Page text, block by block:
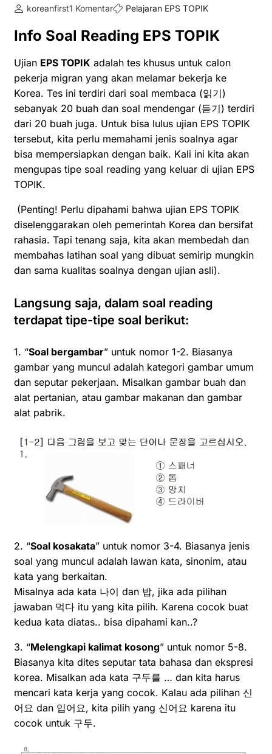
koreanfirst1 Komentar Pelajaran EPS TOPIK
Info Soal Reading EPS TOPIK
Ujian EPS TOPIK adalah tes khusus untuk calon
pekerja migran yang akan melamar bekerja ke
Korea. Tes ini terdiri dari soal membaca (읽기)
sebanyak 20 buah dan soal mendengar (듣기) terdiri
dari 20 buah juga. Untuk bisa lulus ujian EPS TOPIK
tersebut, kita perlu memahami jenis soalnya agar
bisa mempersiapkan dengan baik. Kali ini kita akan
mengupas tipe soal reading yang keluar di ujian EPS
TOPIK.
(Penting! Perlu dipahami bahwa ujian EPS TOPIK
diselenggarakan oleh pemerintah Korea dan bersifat
rahasia. Tapi tenang saja, kita akan membedah dan
membahas latihan soal yang dibuat semirip mungkin
dan sama kualitas soalnya dengan ujian asli).
Langsung saja, dalam soal reading
terdapat tipe-tipe soal berikut:
1. “Soal bergambar” untuk nomor 1-2. Biasanya
gambar yang muncul adalah kategori gambar umum
dan seputar pekerjaan. Misalkan gambar buah dan
alat pertanian, atau gambar makanan dan gambar
alat pabrik.
2. “Soal kosakata” untuk nomor 3-4. Biasanya jenis
soal yang muncul adalah lawan kata, sinonim, atau
kata yang berkaitan.
Misalnya ada kata 나이 dan 밥, jika ada pilihan
jawaban 먹다 itu yang kita pilih. Karena cocok buat
kedua kata diatas.. bisa dipahami kan..?
3. “Melengkapi kalimat kosong” untuk nomor 5-8.
Biasanya kita dites seputar tata bahasa dan ekspresi
korea. Misalkan ada kata 구두를 … dan kita harus
mencari kata kerja yang cocok. Kalau ada pilihan 신
어요 dan 입어요, kita pilih yang 신어요 karena itu
cocok untuk 구두.